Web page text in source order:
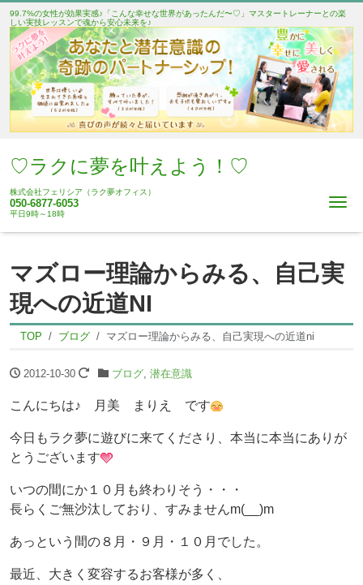
99.7%の女性が効果実感♪「こんな幸せな世界があったんだ〜♡」マスタートレーナーとの楽
しい実技レッスンで魂から安心未来を♪
♡ラクに夢を叶えよう！♡
株式会社フェリシア（ラク夢オフィス）
050-6877-6053
平日9時～18時
マズロー理論からみる、自己実
現への近道NI
TOP ブログ マズロー理論からみる、自己実現への近道ni
2012-10-30 ブログ, 潜在意識
こんにちは♪ 月美 まりえ です
今日もラク夢に遊びに来てくださり、本当に本当にありが
とうございます
いつの間にか１０月も終わりそう・・・
長らくご無沙汰しており、すみませんm(__)m
あっという間の８月・９月・１０月でした。
最近、大きく変容するお客様が多く、